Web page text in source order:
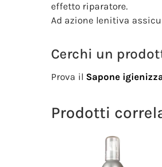
effetto riparatore.
Ad azione lenitiva
Cerchi un
Prova il Sapone
Prodotti